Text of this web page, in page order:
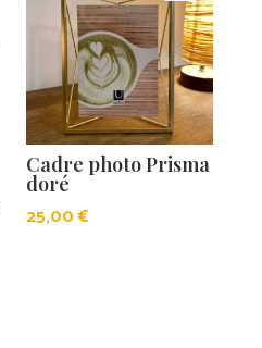
Cadre photo Prisma
doré
25,00€